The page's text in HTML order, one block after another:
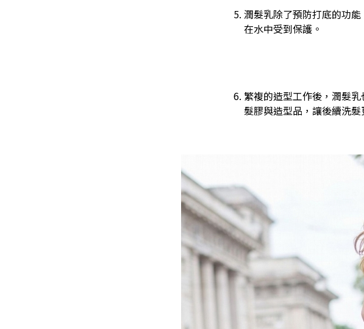
潤髮乳除了預防打底的功
在水中受到保護。
繁複的造型工作後，潤髮
髮膠與造型品，讓後續洗髮